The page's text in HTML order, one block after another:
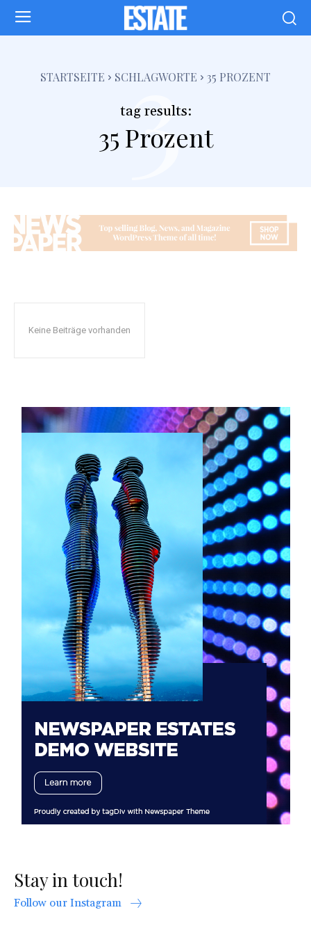
STARTSEITE SCHLAGWORTE 35 PROZENT
tag results:
35 Prozent
3
Keine Beiträge vorhanden
Stay in touch!
Follow our Instagram